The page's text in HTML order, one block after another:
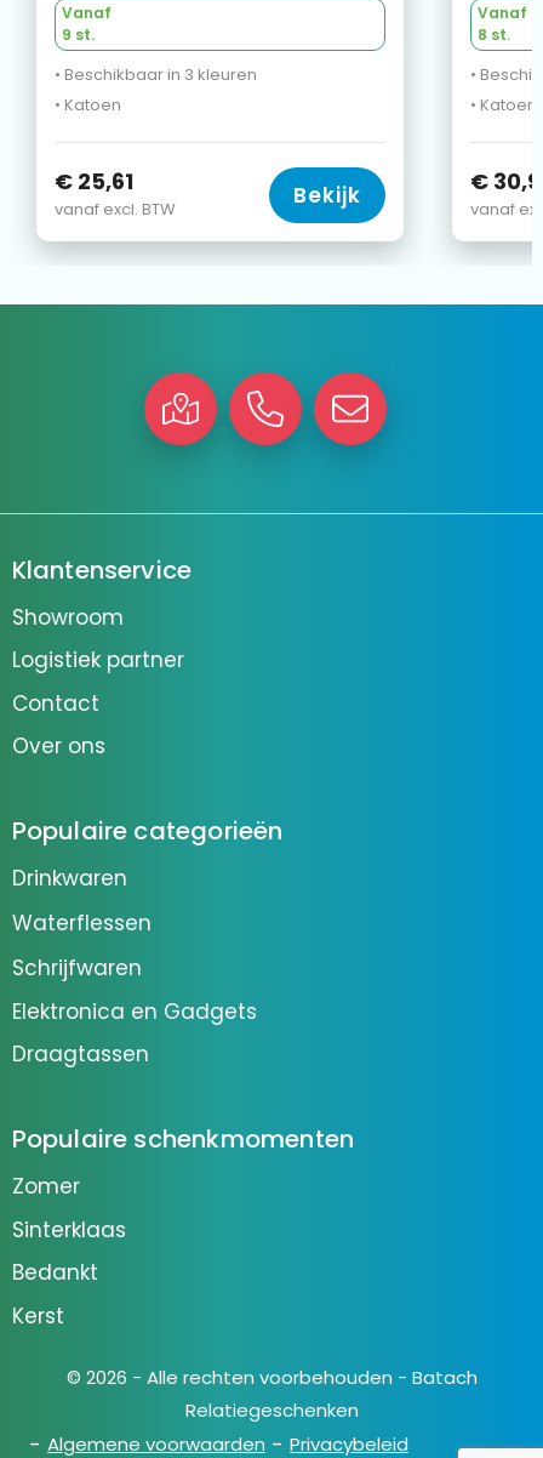
Vanaf
9 st.
• Beschikbaar in 3 kleuren
• Katoen
€ 25,61
vanaf excl. BTW Bekijk
Vanaf
8 st.
•
• Katoen
€
vanaf
Klantenservice
Showroom
Logistiek partner
Contact
Over ons
Populaire categorieën
Drinkwaren
Waterflessen
Schrijfwaren
Elektronica en Gadgets
Draagtassen
Populaire schenkmomenten
Zomer
Sinterklaas
Bedankt
Kerst
© 2026 - Alle rechten voorbehouden - Batach
Relatiegeschenken
Algemene voorwaarden
Privacybeleid